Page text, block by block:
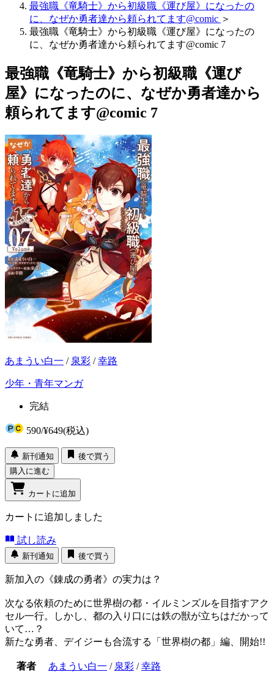
最強職《竜騎士》から初級職《運び屋》になったの
に、なぜか勇者達から頼られてます@comic ＞
最強職《竜騎士》から初級職《運び屋》になったの
に、なぜか勇者達から頼られてます@comic 7
最強職《竜騎士》から初級職《運び
屋》になったのに、なぜか勇者達から
頼られてます@comic 7
あまうい白一 / 泉彩 /幸路
少年・青年マンガ
完結
590/¥649(税込)
新刊通知
後で買う
購入に進む
カートに追加
カートに追加しました
試し読み
新刊通知 後で買う
新加入の《錬成の勇者》の実力は？
次なる依頼のために世界樹の都・イルミンズルを目指すアク
セル一行。しかし、都の入り口には鉄の獣が立ちはだかって
いて…？
新たな勇者、デイジーも合流する「世界樹の都」編、開始!!
著者 あまうい白一 / 泉彩 /幸路